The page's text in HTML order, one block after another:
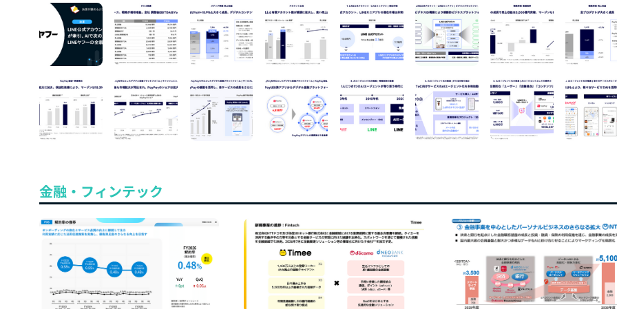
金融・フィンテック